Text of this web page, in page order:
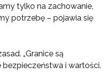
tylko na zachowanie,
potrzebę – pojawia się
„Granice są
i wartości.